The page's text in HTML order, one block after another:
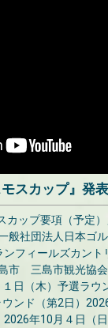
スカップ』発
カップ要項（予定
般社団法人日本ゴ
ンフィールズカント
島市 三島市観光協
日（木）予選ラウ
ンド（第2日）
2026年10月４日（